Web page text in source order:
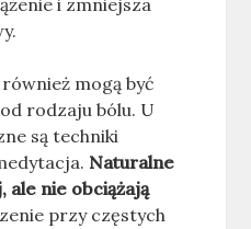
i zmniejsza
również mogą być
rodzaju bólu. U
są techniki
Naturalne
ale nie obciążają
przy częstych